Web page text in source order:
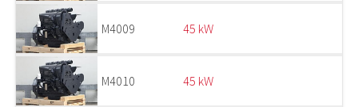
M4009 45 kW
M4010 45 kW